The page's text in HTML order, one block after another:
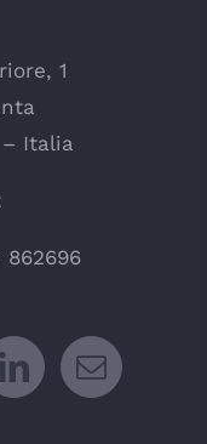
1
– Italia
862696